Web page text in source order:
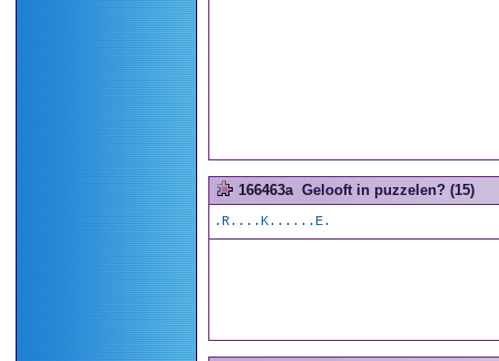
166463a Gelooft in puzzelen? (15)
.R....K......E.